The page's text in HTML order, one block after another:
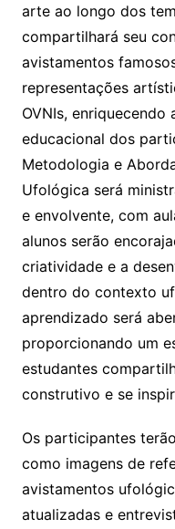
arte ao longo dos
compartilhará seu
avistamentos
representações
OVNIs, enriquecendo
educacional dos
Metodologia e
Ufológica será
e envolvente, com
alunos serão
criatividade e a
dentro do contexto
aprendizado será
proporcionando um
estudantes
construtivo e se
Os participantes
como imagens de
avistamentos
atualizadas e